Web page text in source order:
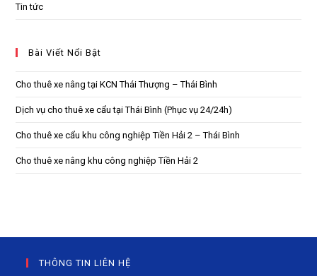
Tin tức
Bài Viết Nổi Bật
Cho thuê xe nâng tại KCN Thái Thượng – Thái Bình
Dịch vụ cho thuê xe cẩu tại Thái Bình (Phục vụ 24/24h)
Cho thuê xe cẩu khu công nghiệp Tiền Hải 2 – Thái Bình
Cho thuê xe nâng khu công nghiệp Tiền Hải 2
THÔNG TIN LIÊN HỆ